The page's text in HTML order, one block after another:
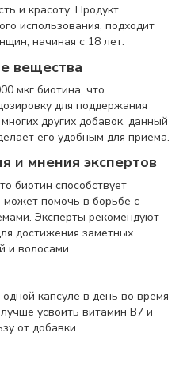
и красоту. Продукт
использования, подходит
начиная с 18 лет.
вещества
мкг биотина, что
для поддержания
других добавок, данный
его удобным для приема.
и мнения экспертов
биотин способствует
помочь в борьбе с
Эксперты рекомендуют
достижения заметных
и волосами.
капсуле в день во время
усвоить витамин B7 и
от добавки.